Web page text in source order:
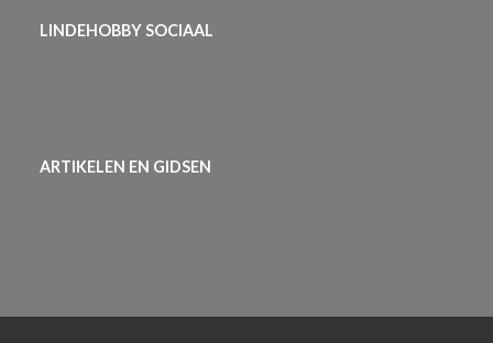
LINDEHOBBY SOCIAAL
ARTIKELEN EN GIDSEN